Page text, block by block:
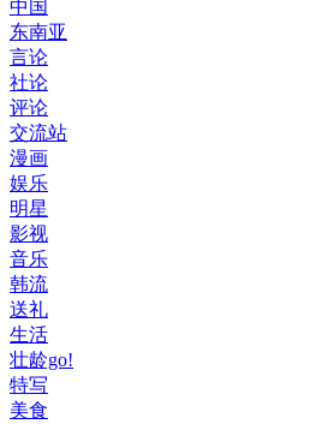
中国
东南亚
言论
社论
评论
交流站
漫画
娱乐
明星
影视
音乐
韩流
送礼
生活
壮龄go!
特写
美食